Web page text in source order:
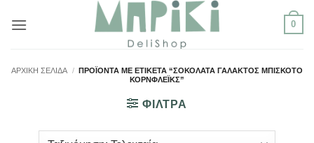
στο
0
ΑΡΧΙΚΉ ΣΕΛΊΔΑ / ΠΡΟΪΌΝΤΑ ΜΕ ΕΤΙΚΈΤΑ “ΣΟΚΟΛΆΤΑ ΓΆΛΑΚΤΟΣ ΜΠΙΣΚΌΤΟ
ΚΟΡΝΦΛΈΙΚΣ”
ΦΙΛΤΡΑ